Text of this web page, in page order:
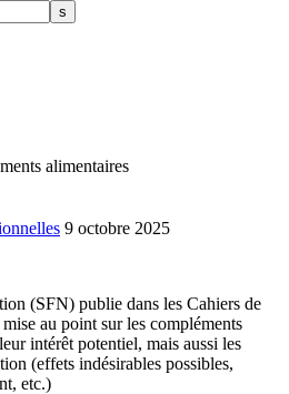
alimentaires
9 octobre 2025
(SFN) publie dans les Cahiers de
au point sur les compléments
intérêt potentiel, mais aussi les
(effets indésirables possibles,
etc.)